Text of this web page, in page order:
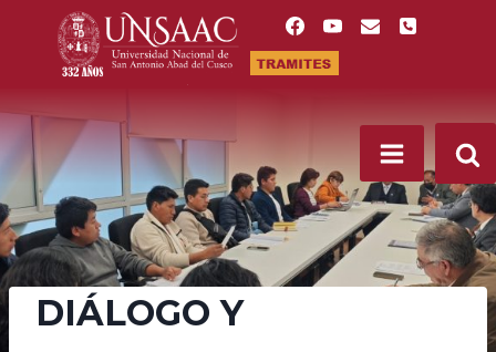
contenido
DIÁLOGO Y